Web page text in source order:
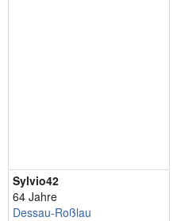
Sylvio42
64 Jahre
Dessau-Roßlau